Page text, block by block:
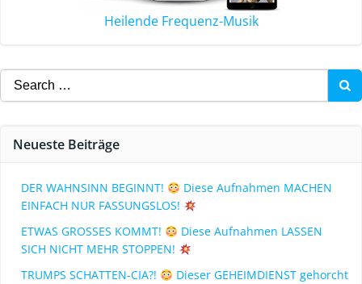
Heilende Frequenz-Musik
Neueste Beiträge
DER WAHNSINN BEGINNT!
Diese Aufnahmen MACHEN
EINFACH NUR FASSUNGSLOS!
ETWAS GROSSES KOMMT!
Diese Aufnahmen LASSEN
SICH NICHT MEHR STOPPEN!
TRUMPS SCHATTEN-CIA?!
Dieser GEHEIMDIENST gehorcht